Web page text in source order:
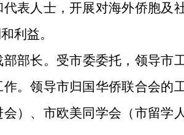
表人士，开展对海外侨胞及
利益。
部部长。受市委委托，领导市
。领导市归国华侨联合会的
）、市欧美同学会（市留学